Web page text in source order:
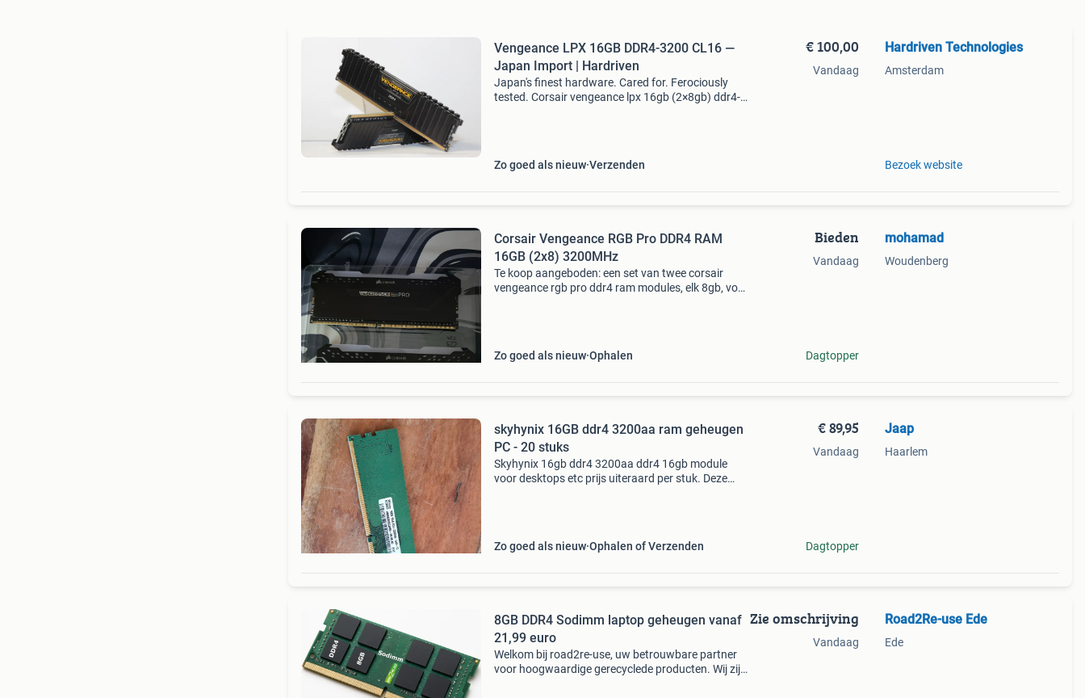
Vengeance LPX 16GB DDR4-3200 CL16 —
Japan Import | Hardriven
Japan's finest hardware. Cared for. Ferociously
tested. Corsair vengeance lpx 16gb (2×8gb) ddr4-
Zo goed als nieuw Verzenden
€ 100,00
Vandaag
Hardriven Technologies
Amsterdam
Bezoek website
Corsair Vengeance RGB Pro DDR4 RAM
16GB (2x8) 3200MHz
Te koop aangeboden: een set van twee corsair
vengeance rgb pro ddr4 ram modules, elk 8gb, voor
Zo goed als nieuw Ophalen
Bieden
Vandaag
Dagtopper
mohamad
Woudenberg
skyhynix 16GB ddr4 3200aa ram geheugen
PC - 20 stuks
Skyhynix 16gb ddr4 3200aa ddr4 16gb module
voor desktops etc prijs uiteraard per stuk. Deze
Zo goed als nieuw Ophalen of Verzenden
€ 89,95
Vandaag
Dagtopper
Jaap
Haarlem
8GB DDR4 Sodimm laptop geheugen vanaf
21,99 euro
Welkom bij road2re-use, uw betrouwbare partner
voor hoogwaardige gerecyclede producten. Wij zijn
Zie omschrijving
Vandaag
Road2Re-use Ede
Ede